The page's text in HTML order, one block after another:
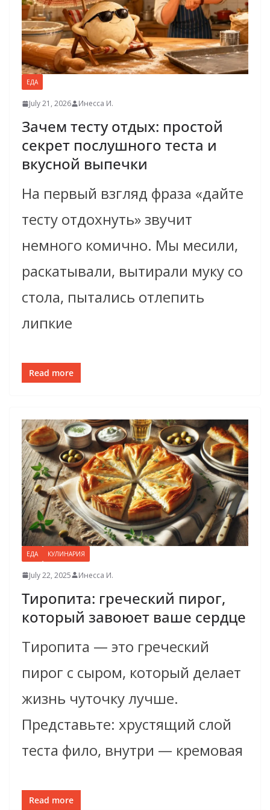
ЕДА
July 21, 2026 Инесса И.
Зачем тесту отдых: простой
секрет послушного теста и
вкусной выпечки
На первый взгляд фраза «дайте
тесту отдохнуть» звучит
немного комично. Мы месили,
раскатывали, вытирали муку со
стола, пытались отлепить
липкие
Read more
ЕДА КУЛИНАРИЯ
July 22, 2025 Инесса И.
Тиропита: греческий пирог,
который завоюет ваше сердце
Тиропита — это греческий
пирог с сыром, который делает
жизнь чуточку лучше.
Представьте: хрустящий слой
теста фило, внутри — кремовая
Read more